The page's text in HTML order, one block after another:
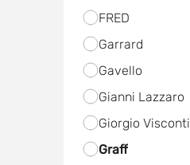
FRED
Garrard
Gavello
Gianni Lazzaro
Giorgio Visconti
Graff